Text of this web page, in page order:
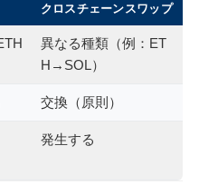
クロスチェーンスワップ
異なる種類（例：ET
H→SOL）
交換（原則）
発生する